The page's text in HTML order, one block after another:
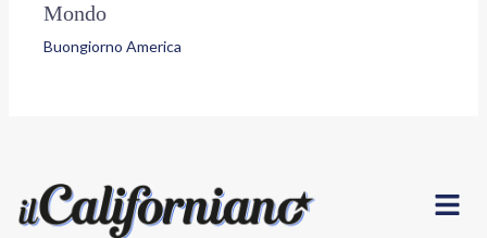
Mondo
Buongiorno America
Menu